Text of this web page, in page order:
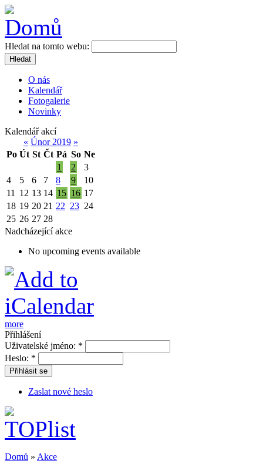
Hledat na tomto webu:
Hledat
O nás
Kalendář
Fotogalerie
Novinky
Kalendář akcí
« Únor 2019 »
Po Út St Čt Pá So Ne
1
2
3
4
5 6 7 8 9
10
11
12 13 14 15 16 17
18 19 20 21 22 23 24
25 26 27 28
Nadcházející akce
No upcoming events available
more
Přihlášení
Uživatelské jméno: *
Heslo: *
Přihlásit se
Zaslat nové heslo
Domů » Akce